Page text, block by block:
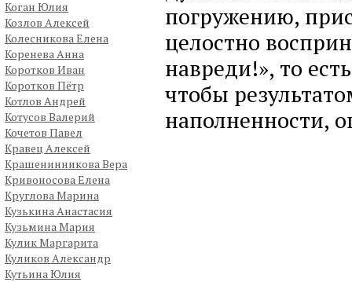
Коган Юлия
Козлов Алексей
Колесникова Елена
Коренева Анна
Коротков Иван
Коротков Пётр
Котлов Андрей
Котусов Валерий
Кочетов Павел
Кравец Алексей
Крашенинникова Вера
Кривоносова Елена
Круглова Марина
Кузькина Анастасия
Кузьмина Мария
Кулик Маргарита
Куликов Александр
Кутьина Юлия
погружению,
целостно
навреди!», то
чтобы
наполненности,